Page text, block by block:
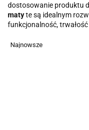
dostosowanie produktu
matyte są idealnym
funkcjonalność,